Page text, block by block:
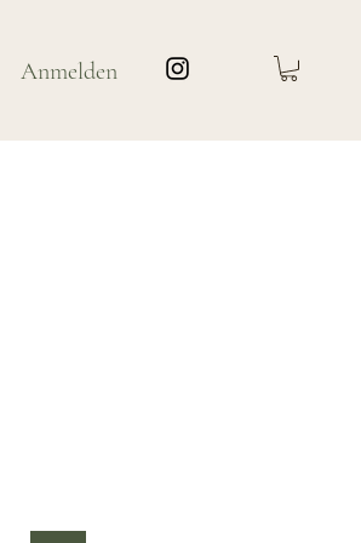
Anmelden